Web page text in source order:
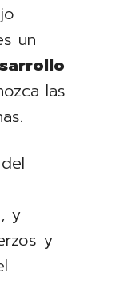
un
las
, y
y